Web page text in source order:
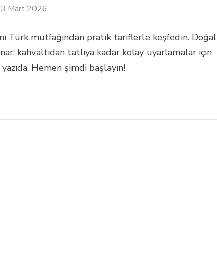
3 Mart 2026
Türk mutfağından pratik tariflerle keşfedin. Doğal
kahvaltıdan tatlıya kadar kolay uyarlamalar için
Hemen şimdi başlayın!